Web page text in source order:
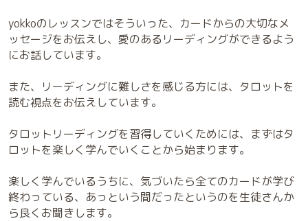
yokkoのレッスンではそういった、カードからの大切なメ
ッセージをお伝えし、愛のあるリーディングができるよう
にお話しています。
また、リーディングに難しさを感じる方には、タロットを
読む視点をお伝えしています。
タロットリーディングを習得していくためには、まずはタ
ロットを楽しく学んでいくことから始まります。
楽しく学んでいるうちに、気づいたら全てのカードが学び
終わっている、あっという間だったというのを生徒さんか
ら良くお聞きします。